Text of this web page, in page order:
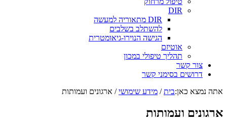
DIR
DIR מתאוריה למעשה
להשתלב בשלבים
הגישה הנוירו-גיאומטרית
אוטיזם
תהליך טיפולי במכון
צור קשר
דרושים בסימני קשר
אתה נמצא כאן:בית / מידע שימושי / ארגונים ועמותות
ארגונים ועמותות